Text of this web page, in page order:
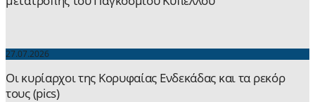
27.07.2026
Οι κυρίαρχοι της Κορυφαίας Ενδεκάδας και τα ρεκόρ
τους (pics)